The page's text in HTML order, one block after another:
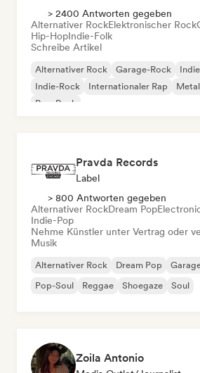
> 2400 Antworten gegeben
Alternativer RockElektronischer Rock
Hip-HopIndie-Folk
Schreibe Artikel
Alternativer Rock Garage-Rock
Indie-Rock
Internationaler Rap
Pop-Rock
Pravda Records
Label
> 800 Antworten gegeben
Alternativer RockDream Pop
Indie-Pop
Nehme Künstler unter Vertrag oder
Musik
Alternativer Rock Dream Pop
Pop-Soul
Reggae Shoegaze Soul
Zoila Antonio